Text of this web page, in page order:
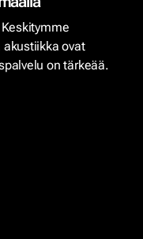
ovat
on tärkeää.